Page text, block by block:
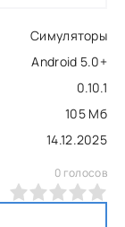
Симуляторы
Android 5.0+
0.10.1
105 Мб
14.12.2025
0 голосов